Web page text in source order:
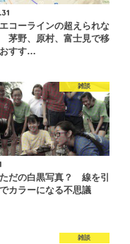
コーラインの超えられな
野、原村、富士見で移
すす…
雑談
だの白黒写真？ 線を引
カラーになる不思議
雑談